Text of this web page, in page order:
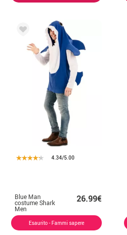
4.34/5.00
Blue Man
costume Shark
Men
26.99€
Esaurito - Fammi sapere